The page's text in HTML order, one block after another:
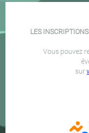
LES
Vous pouvez
sur